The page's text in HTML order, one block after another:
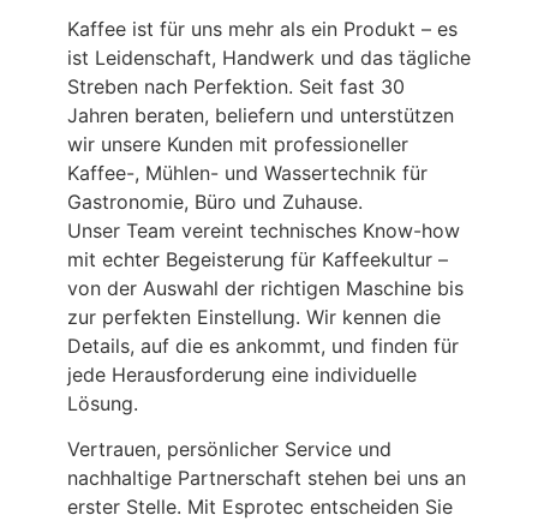
Kaffee ist für uns mehr als ein Produkt – es
ist Leidenschaft, Handwerk und das tägliche
Streben nach Perfektion. Seit fast 30
Jahren beraten, beliefern und unterstützen
wir unsere Kunden mit professioneller
Kaffee-, Mühlen- und Wassertechnik für
Gastronomie, Büro und Zuhause.
Unser Team vereint technisches Know-how
mit echter Begeisterung für Kaffeekultur –
von der Auswahl der richtigen Maschine bis
zur perfekten Einstellung. Wir kennen die
Details, auf die es ankommt, und finden für
jede Herausforderung eine individuelle
Lösung.
Vertrauen, persönlicher Service und
nachhaltige Partnerschaft stehen bei uns an
erster Stelle. Mit Esprotec entscheiden Sie